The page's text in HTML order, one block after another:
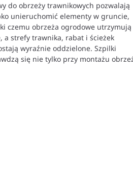
do obrzeży trawnikowych pozwalają
unieruchomić elementy w gruncie,
czemu obrzeża ogrodowe utrzymują
a strefy trawnika, rabat i ścieżek
wyraźnie oddzielone. Szpilki
się nie tylko przy montażu